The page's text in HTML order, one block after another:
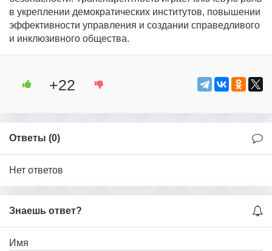
в укреплении демократических институтов, повышении
эффективности управления и создании справедливого
и инклюзивного общества.
+22
Ответы (0)
Нет ответов
Знаешь ответ?
Имя